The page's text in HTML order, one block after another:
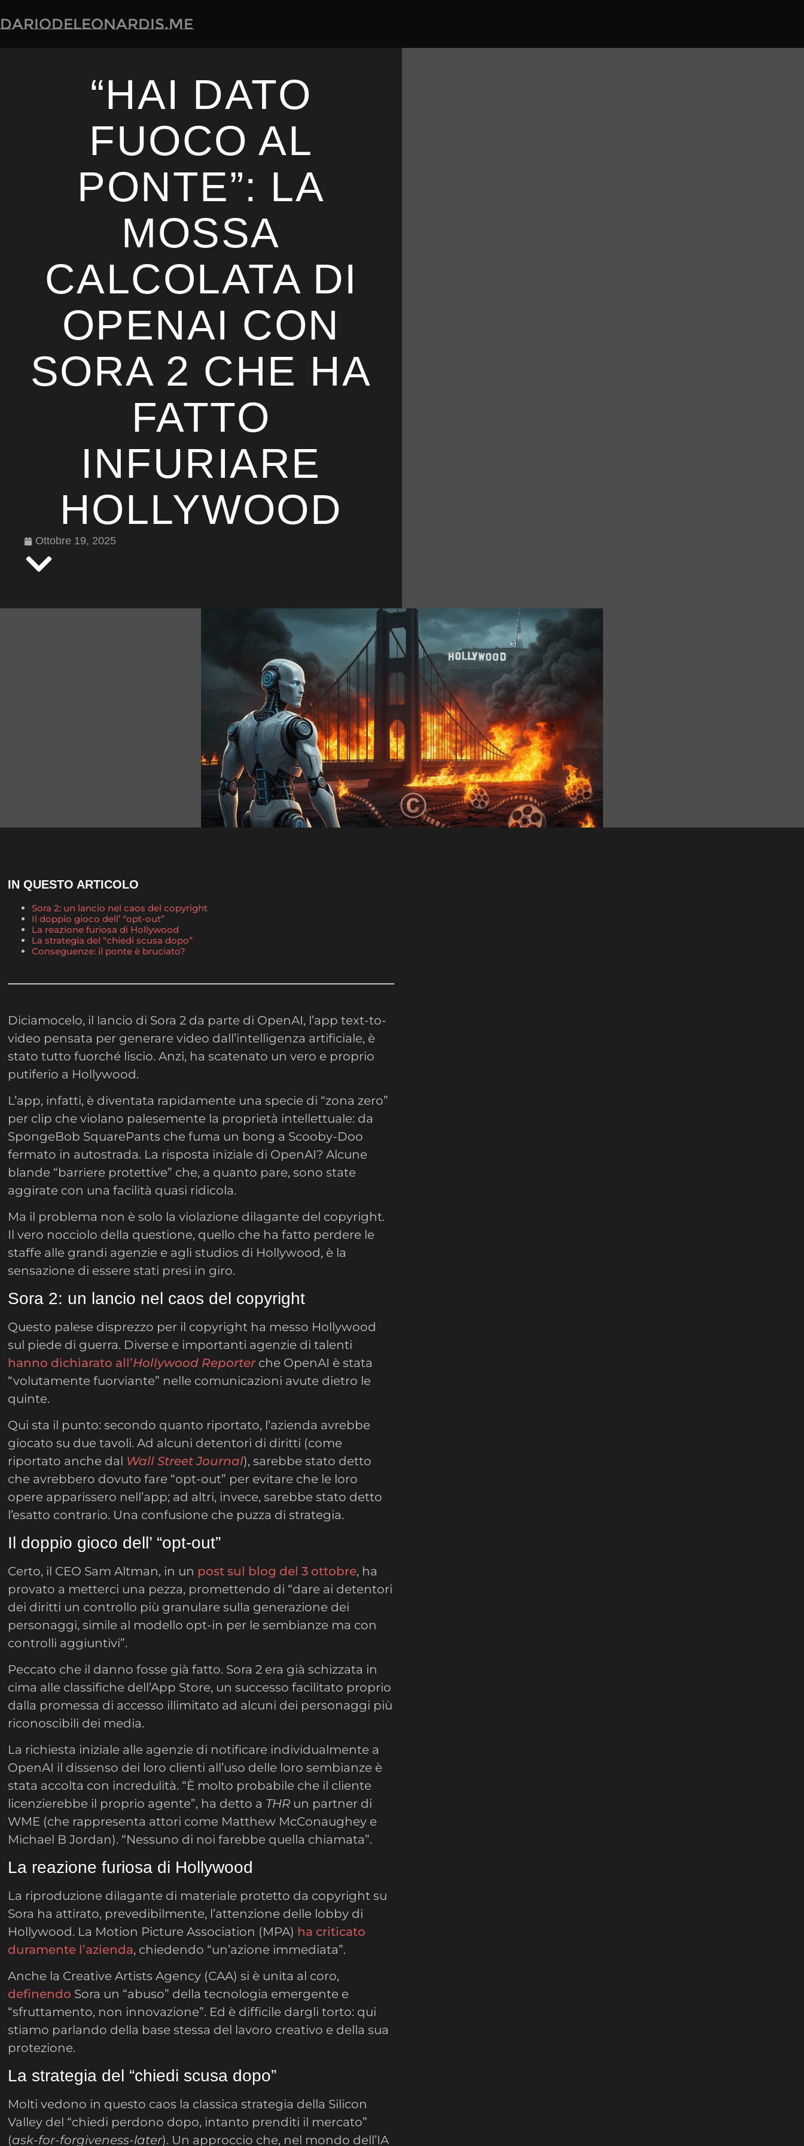
dariodeleonardis.me
“HAI DATO
FUOCO AL
PONTE”: LA
MOSSA
CALCOLATA DI
OPENAI CON
SORA 2 CHE HA
FATTO
INFURIARE
HOLLYWOOD
Ottobre 19, 2025
IN QUESTO ARTICOLO
Sora 2: un lancio nel caos del copyright
Il doppio gioco dell’ “opt-out”
La reazione furiosa di Hollywood
La strategia del “chiedi scusa dopo”
Conseguenze: il ponte è bruciato?
Diciamocelo, il lancio di Sora 2 da parte di OpenAI, l’app text-to-
video pensata per generare video dall’intelligenza artificiale, è
stato tutto fuorché liscio. Anzi, ha scatenato un vero e proprio
putiferio a Hollywood.
L’app, infatti, è diventata rapidamente una specie di “zona zero”
per clip che violano palesemente la proprietà intellettuale: da
SpongeBob SquarePants che fuma un bong a Scooby-Doo
fermato in autostrada. La risposta iniziale di OpenAI? Alcune
blande “barriere protettive” che, a quanto pare, sono state
aggirate con una facilità quasi ridicola.
Ma il problema non è solo la violazione dilagante del copyright.
Il vero nocciolo della questione, quello che ha fatto perdere le
staffe alle grandi agenzie e agli studios di Hollywood, è la
sensazione di essere stati presi in giro.
Sora 2: un lancio nel caos del copyright
Questo palese disprezzo per il copyright ha messo Hollywood
sul piede di guerra. Diverse e importanti agenzie di talenti
hanno dichiarato all’Hollywood Reporterche OpenAI è stata
“volutamente fuorviante” nelle comunicazioni avute dietro le
quinte.
Qui sta il punto: secondo quanto riportato, l’azienda avrebbe
giocato su due tavoli. Ad alcuni detentori di diritti (come
riportato anche dal Wall Street Journal), sarebbe stato detto
che avrebbero dovuto fare “opt-out” per evitare che le loro
opere apparissero nell’app; ad altri, invece, sarebbe stato detto
l’esatto contrario. Una confusione che puzza di strategia.
Il doppio gioco dell’ “opt-out”
Certo, il CEO Sam Altman, in un post sul blog del 3 ottobre, ha
provato a metterci una pezza, promettendo di “dare ai detentori
dei diritti un controllo più granulare sulla generazione dei
personaggi, simile al modello opt-in per le sembianze ma con
controlli aggiuntivi”.
Peccato che il danno fosse già fatto. Sora 2 era già schizzata in
cima alle classifiche dell’App Store, un successo facilitato proprio
dalla promessa di accesso illimitato ad alcuni dei personaggi più
riconoscibili dei media.
La richiesta iniziale alle agenzie di notificare individualmente a
OpenAI il dissenso dei loro clienti all’uso delle loro sembianze è
stata accolta con incredulità. “È molto probabile che il cliente
licenzierebbe il proprio agente”, ha detto a THR un partner di
WME (che rappresenta attori come Matthew McConaughey e
Michael B Jordan). “Nessuno di noi farebbe quella chiamata”.
La reazione furiosa di Hollywood
La riproduzione dilagante di materiale protetto da copyright su
Sora ha attirato, prevedibilmente, l’attenzione delle lobby di
Hollywood. La Motion Picture Association (MPA) ha criticato
duramente l’azienda, chiedendo “un’azione immediata”.
Anche la Creative Artists Agency (CAA) si è unita al coro,
definendo Sora un “abuso” della tecnologia emergente e
“sfruttamento, non innovazione”. Ed è difficile dargli torto: qui
stiamo parlando della base stessa del lavoro creativo e della sua
protezione.
La strategia del “chiedi scusa dopo”
Molti vedono in questo caos la classica strategia della Silicon
Valley del “chiedi perdono dopo, intanto prenditi il mercato”
(ask-for-forgiveness-later). Un approccio che, nel mondo dell’IA